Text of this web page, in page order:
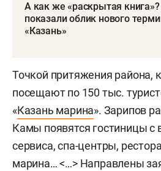
А как же «раскрытая
показали облик нового
«Казань»
Точкой притяжения района,
посещают по 150 тыс.
«Казань марина». Зарипов
Камы появятся гостиницы с
сервиса, спа-центры,
марина… <…> Направлены